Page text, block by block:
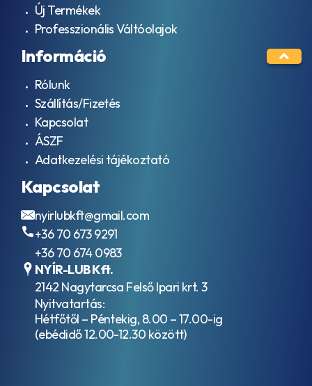
Új Termékek
Professzionális Váltóolajok
Információ
Rólunk
Szállítás/Fizetés
Kapcsolat
ÁSZF
Adatkezelési tájékoztató
Kapcsolat
nyirlubkft@gmail.com
+36 70 673 9291
+36 70 674 0983
NYÍR-LUB Kft.
2142 Nagytarcsa Felső Ipari krt. 3
Nyitvatartás:
Hétfőtől – Péntekig, 8.00 – 17.00-ig
(ebédidő 12.00-12.30 között)